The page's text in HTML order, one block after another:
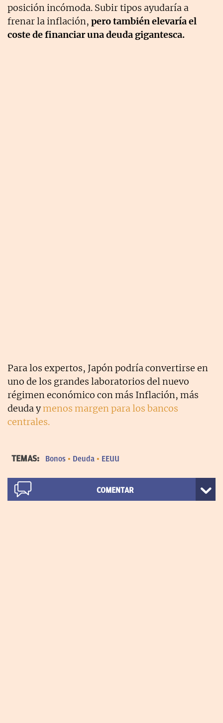
posición incómoda. Subir tipos ayudaría a
frenar la inflación, pero también elevaría el
coste de financiar una deuda gigantesca.
Para los expertos, Japón podría convertirse en
uno de los grandes laboratorios del nuevo
régimen económico con más Inflación, más
deuda ymenos margen para los bancos
centrales.
TEMAS: Bonos Deuda EEUU
COMENTAR